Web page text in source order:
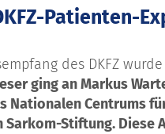
Patienten-
des DKFZ
ging an Markus
Centrums
Stiftung. Diese